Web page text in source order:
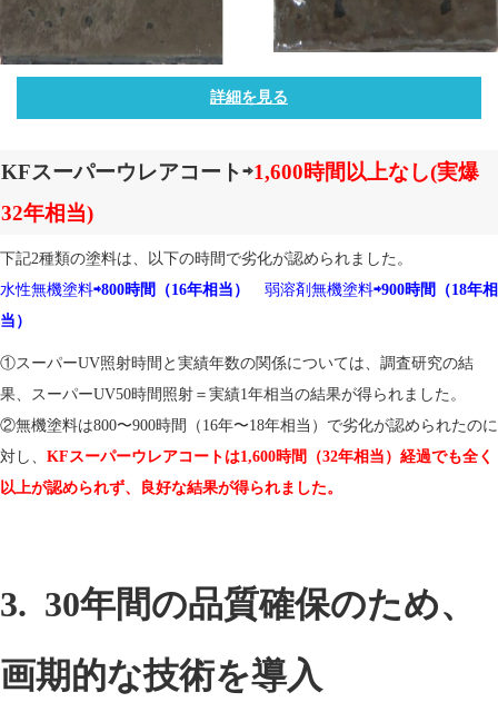
詳細を見る
KFスーパーウレアコート⇨1,600時間以上なし(実爆
32年相当)
下記2種類の塗料は、以下の時間で劣化が認められました。
水性無機塗料⇨800時間（16年相当） 弱溶剤無機塗料⇨900時間（18年相
当）
①スーパーUV照射時間と実績年数の関係については、調査研究の結
果、スーパーUV50時間照射＝実績1年相当の結果が得られました。
②無機塗料は800〜900時間（16年〜18年相当）で劣化が認められたのに
対し、 KFスーパーウレアコートは1,600時間（32年相当）経過でも全く
以上が認められず、良好な結果が得られました。
3. 30年間の品質確保のため、
画期的な技術を導入